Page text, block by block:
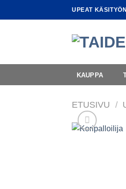
to
UPEAT
KAUPPA
ETUSIVU /